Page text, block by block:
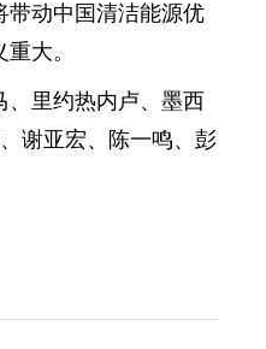
带动中国清洁能源优
大。
、里约热内卢、墨西
谢亚宏、陈一鸣、彭